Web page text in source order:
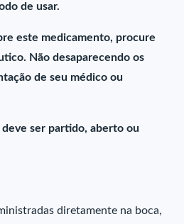
de usar.
este medicamento, procure
Não desaparecendo os
de seu médico ou
ser partido, aberto ou
diretamente na boca,